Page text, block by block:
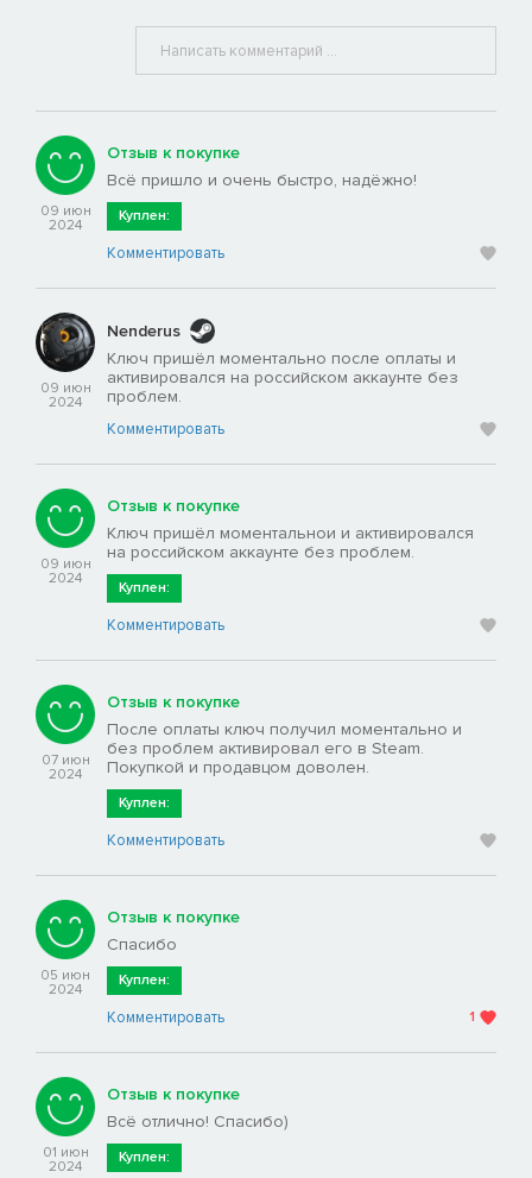
09 июн
2024
Отзыв к покупке
Всё пришло и очень быстро, надёжно!
Куплен:
Комментировать
09 июн
2024
Nenderus
Ключ пришёл моментально после оплаты и
активировался на российском аккаунте без
проблем.
Комментировать
09 июн
2024
Отзыв к покупке
Ключ пришёл моментальнои и активировался
на российском аккаунте без проблем.
Куплен:
Комментировать
07 июн
2024
Отзыв к покупке
После оплаты ключ получил моментально и
без проблем активировал его в Steam.
Покупкой и продавцом доволен.
Куплен:
Комментировать
05 июн
2024
Отзыв к покупке
Спасибо
Куплен:
Комментировать 1
01 июн
2024
Отзыв к покупке
Всё отлично! Спасибо)
Куплен: